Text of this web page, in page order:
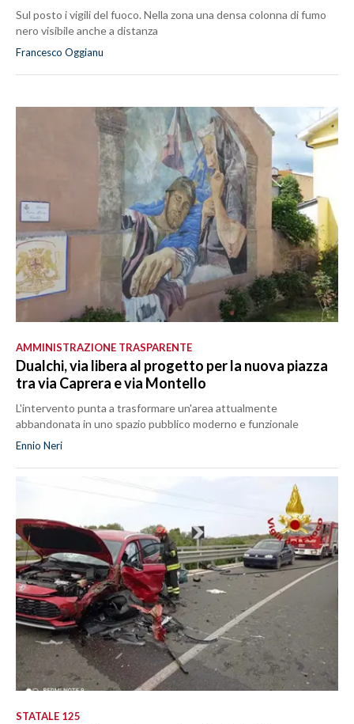
Sul posto i vigili del fuoco. Nella zona una densa colonna di fumo
nero visibile anche a distanza
Francesco Oggianu
AMMINISTRAZIONE TRASPARENTE
Dualchi, via libera al progetto per la nuova piazza
tra via Caprera e via Montello
L'intervento punta a trasformare un'area attualmente
abbandonata in uno spazio pubblico moderno e funzionale
Ennio Neri
STATALE 125